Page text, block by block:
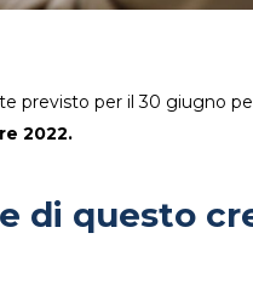
previsto per il 30 giugno
2022.
di questo